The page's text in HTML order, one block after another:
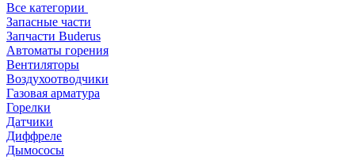
Все категории
Запасные части
Запчасти Buderus
Автоматы горения
Вентиляторы
Воздухоотводчики
Газовая арматура
Горелки
Датчики
Диффреле
Дымососы